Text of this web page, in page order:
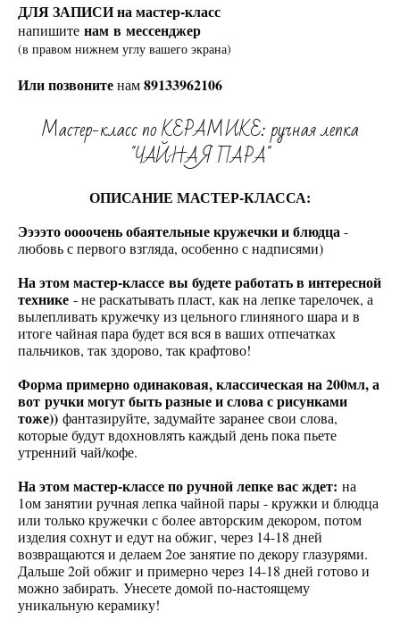
ДЛЯ ЗАПИСИ на мастер-класс
напишите нам в мессенджер
(в правом нижнем углу вашего экрана)
Или позвонитенам89133962106
Мастер-класс по КЕРАМИКЕ: ручная лепка
"ЧАЙНАЯ ПАРА"
ОПИСАНИЕ МАСТЕР-КЛАССА:
Ээээто оооочень обаятельные кружечки и блюдца-
любовь с первого взгляда, особенно с надписями)
На этом мастер-классе вы будете работать в интересной
технике - не раскатывать пласт, как на лепке тарелочек, а
вылепливать кружечку из цельного глиняного шара и в
итоге чайная пара будет вся вся в ваших отпечатках
пальчиков, так здорово, так крафтово!
Форма примерно одинаковая, классическая на 200мл, а
вот ручки могут быть разные и слова с рисунками
тоже)) фантазируйте, задумайте заранее свои слова,
которые будут вдохновлять каждый день пока пьете
утренний чай/кофе.
На этом мастер-классе по ручной лепке вас ждет: на
1ом занятии ручная лепка чайной пары - кружки и блюдца
или только кружечки с более авторским декором, потом
изделия сохнут и едут на обжиг, через 14-18 дней
возвращаются и делаем 2ое занятие по декору глазурями.
Дальше 2ой обжиг и примерно через 14-18 дней готово и
можно забирать. Унесете домой по-настоящему
уникальную керамику!